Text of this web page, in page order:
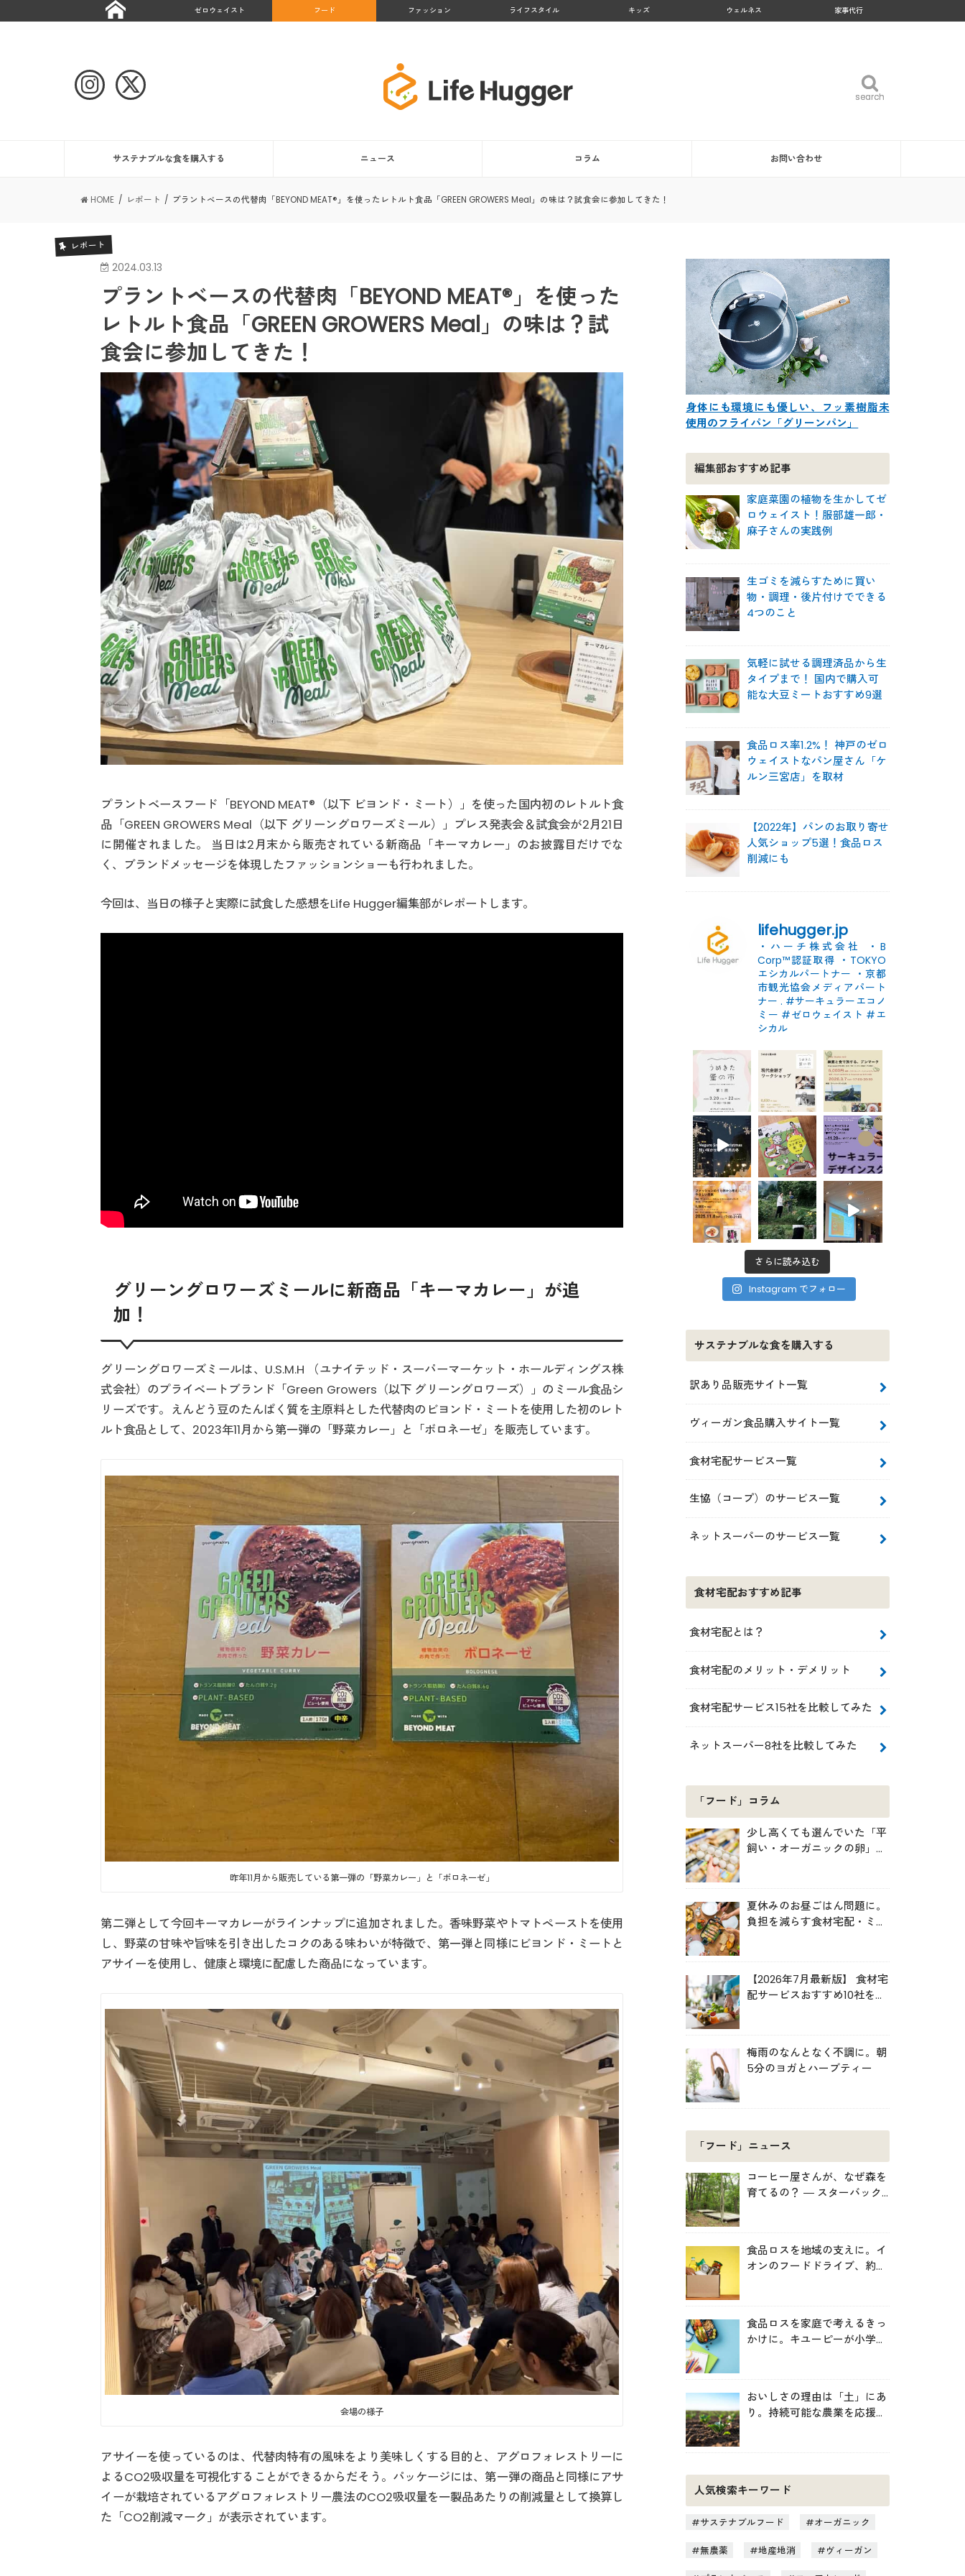
ゼロウェイスト フード ファッション ライフスタイル キッズ ウェルネス 家事代行
search
search
サステナブルな食を購入する ニュース コラム お問い合わせ
HOME レポート プラントベースの代替肉「BEYOND MEAT®」を使ったレトルト食品「GREEN GROWERS Meal」の味は？試食会に参加してきた！
レポート
2024.03.13
プラントベースの代替肉「BEYOND MEAT®」を使った
レトルト食品「GREEN GROWERS Meal」の味は？試
食会に参加してきた！
プラントベースフード「BEYOND MEAT®（以下 ビヨンド・ミート）」を使った国内初のレトルト食
品「GREEN GROWERS Meal（以下 グリーングロワーズミール）」プレス発表会＆試食会が2月21日
に開催されました。 当日は2月末から販売されている新商品「キーマカレー」のお披露目だけでな
く、ブランドメッセージを体現したファッションショーも行われました。
今回は、当日の様子と実際に試食した感想をLife Hugger編集部がレポートします。
グリーングロワーズミールに新商品「キーマカレー」が追
加！
グリーングロワーズミールは、U.S.M.H （ユナイテッド・スーパーマーケット・ホールディングス株
式会社）のプライベートブランド「Green Growers（以下 グリーングロワーズ）」のミール食品シ
リーズです。えんどう豆のたんぱく質を主原料とした代替肉のビヨンド・ミートを使用した初のレト
ルト食品として、2023年11月から第一弾の「野菜カレー」と「ボロネーゼ」を販売しています。
昨年11月から販売している第一弾の「野菜カレー」と「ボロネーゼ」
第二弾として今回キーマカレーがラインナップに追加されました。香味野菜やトマトペーストを使用
し、野菜の甘味や旨味を引き出したコクのある味わいが特徴で、第一弾と同様にビヨンド・ミートと
アサイーを使用し、健康と環境に配慮した商品になっています。
会場の様子
アサイーを使っているのは、代替肉特有の風味をより美味しくする目的と、アグロフォレストリーに
よるCO2吸収量を可視化することができるからだそう。パッケージには、第一弾の商品と同様にアサ
イーが栽培されているアグロフォレストリー農法のCO2吸収量を一製品あたりの削減量として換算し
た「CO2削減マーク」が表示されています。
身体にも環境にも優しい、フッ素樹脂未
使用のフライパン「グリーンパン」
編集部おすすめ記事
家庭菜園の植物を生かしてゼ
ロウェイスト！服部雄一郎・
麻子さんの実践例
生ゴミを減らすために買い
物・調理・後片付けでできる
4つのこと
気軽に試せる調理済品から生
タイプまで！ 国内で購入可
能な大豆ミートおすすめ9選
食品ロス率1.2%！ 神戸のゼロ
ウェイストなパン屋さん「ケ
ルン三宮店」を取材
【2022年】パンのお取り寄せ
人気ショップ5選！食品ロス
削減にも
lifehugger.jp
・ハーチ株式会社
・B
Corp™認証取得 ・TOKYO
エシカルパートナー ・京都
市観光協会メディアパート
ナー . #サーキュラーエコノ
ミー #ゼロウェイスト #エ
シカル
さらに読み込む
Instagram でフォロー
サステナブルな食を購入する
訳あり品販売サイト一覧
ヴィーガン食品購入サイト一覧
食材宅配サービス一覧
生協（コープ）のサービス一覧
ネットスーパーのサービス一覧
食材宅配おすすめ記事
食材宅配とは？
食材宅配のメリット・デメリット
食材宅配サービス15社を比較してみた
ネットスーパー8社を比較してみた
「フード」コラム
少し高くても選んでいた「平
飼い・オーガニックの卵」。
夏休みのお昼ごはん問題に。
負担を減らす食材宅配・ミー
【2026年7月最新版】 食材宅
配サービスおすすめ10社を比
梅雨のなんとなく不調に。朝
5分のヨガとハーブティー
「フード」ニュース
コーヒー屋さんが、なぜ森を
育てるの？ ― スターバック
食品ロスを地域の支えに。イ
オンのフードドライブ、約
食品ロスを家庭で考えるきっ
かけに。キユーピーが小学生
おいしさの理由は「土」にあ
り。持続可能な農業を応援す
人気検索キーワード
サステナブルフード オーガニック
無農薬 地産地消 ヴィーガン